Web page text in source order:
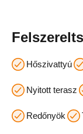
Hőszivattyú
Nyitott terasz
Redőnyök